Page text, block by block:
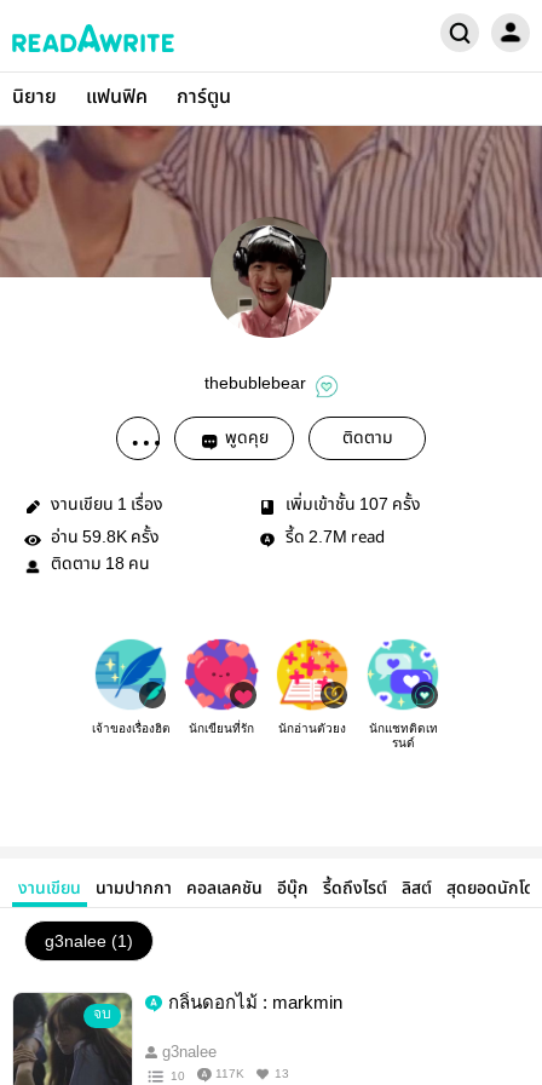
นิยาย แฟนฟิค การ์ตูน
thebublebear
พูดคุย ติดตาม
งานเขียน 1 เรื่อง เพิ่มเข้าชั้น 107 ครั้ง
อ่าน 59.8K ครั้ง รี้ด 2.7M read
ติดตาม 18 คน
เจ้าของเรื่องฮิต นักเขียนที่รัก นักอ่านตัวยง
นักแชทติดเท
รนด์
งานเขียน นามปากกา คอลเลคชัน อีบุ๊ก รี้ดถึงไรต์ ลิสต์ สุดยอดนักโด
g3nalee (1)
จบ
กลิ่นดอกไม้ : markmin
g3nalee
10 117K 13